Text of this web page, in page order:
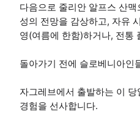
다음으로 줄리안 알프스 산
성의 전망을 감상하고, 자유
영(여름에 한함)하거나, 전통
돌아가기 전에 슬로베니아인
자그레브에서 출발하는 이
경험을 선사합니다.